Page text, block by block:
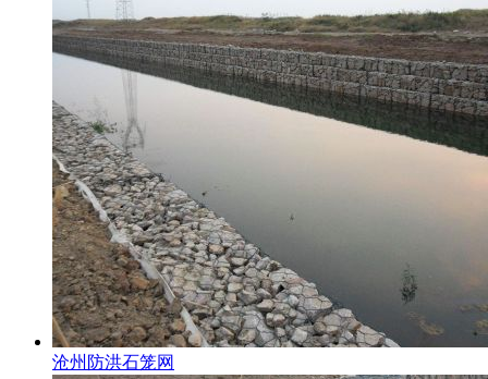
沧州防洪石笼网